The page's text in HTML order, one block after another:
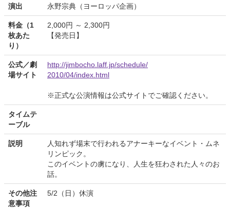
演出 永野宗典（ヨーロッパ企画）
料金（1
枚あた
り）
2,000円 ～ 2,300円
【発売日】
公式／劇
場サイト
http://jimbocho.laff.jp/schedule/
2010/04/index.html
※正式な公演情報は公式サイトでご確認ください。
タイムテ
ーブル
説明
人知れず場末で行われるアナーキーなイベント・ムネ
リンピック。
このイベントの虜になり、人生を狂わされた人々のお
話。
その他注
意事項
5/2（日）休演